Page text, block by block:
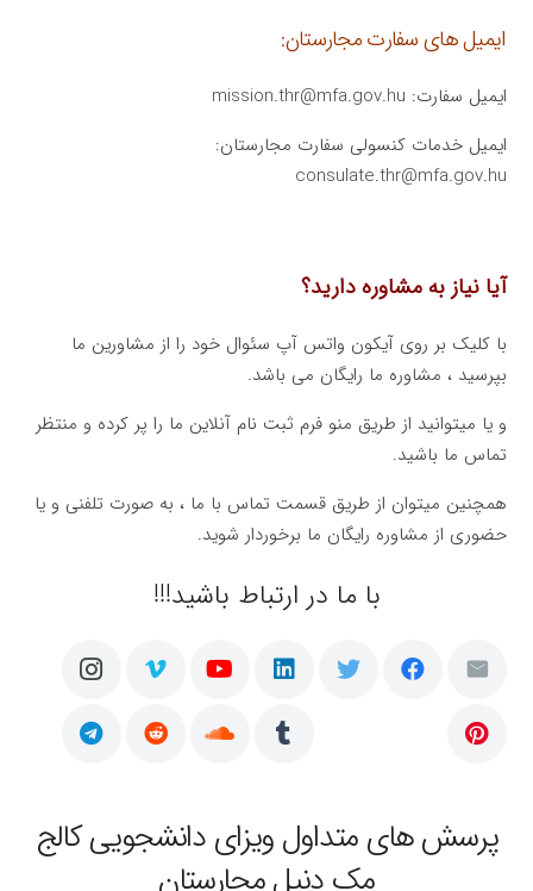
ایمیل های سفارت مجارستان:
ایمیل سفارت: mission.thr@mfa.gov.hu
ایمیل خدمات کنسولی سفارت مجارستان:
consulate.thr@mfa.gov.hu
آیا نیاز به مشاوره دارید؟
با کلیک بر روی آیکون واتس آپ سئوال خود را از مشاورین ما
بپرسید ، مشاوره ما رایگان می باشد.
و یا میتوانید از طریق منو فرم ثبت نام آنلاین ما را پر کرده و منتظر
تماس ما باشید.
همچنین میتوان از طریق قسمت تماس با ما ، به صورت تلفنی و یا
حضوری از مشاوره رایگان ما برخوردار شوید.
با ما در ارتباط باشید!!!
پرسش های متداول ویزای دانشجویی کالج
مک دنیل مجارستان